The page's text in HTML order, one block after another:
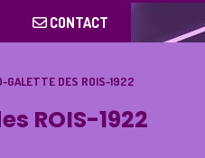
CONTACT
GALETTE DES ROIS-1922
ROIS-1922